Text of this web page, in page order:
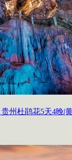
贵州杜鹃花5天4晚